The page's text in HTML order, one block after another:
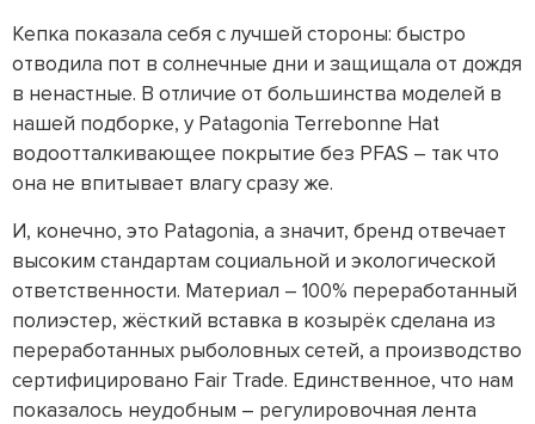
Кепка показала себя с лучшей стороны: быстро
отводила пот в солнечные дни и защищала от дождя
в ненастные. В отличие от большинства моделей в
нашей подборке, у Patagonia Terrebonne Hat
водоотталкивающее покрытие без PFAS – так что
она не впитывает влагу сразу же.
И, конечно, это Patagonia, а значит, бренд отвечает
высоким стандартам социальной и экологической
ответственности. Материал – 100% переработанный
полиэстер, жёсткий вставка в козырёк сделана из
переработанных рыболовных сетей, а производство
сертифицировано Fair Trade. Единственное, что нам
показалось неудобным – регулировочная лента